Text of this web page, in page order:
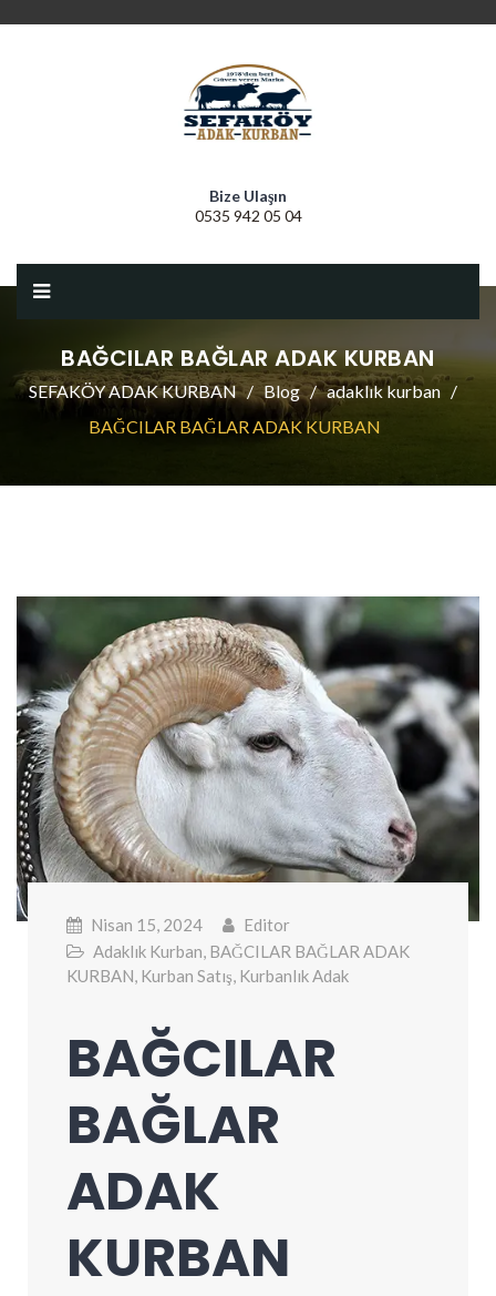
Bize Ulaşın
0535 942 05 04
BAĞCILAR BAĞLAR ADAK KURBAN
SEFAKÖY ADAK KURBAN Blog
adaklık kurban
BAĞCILAR BAĞLAR ADAK KURBAN
Nisan 15, 2024
Editor
Adaklık Kurban BAĞCILAR BAĞLAR ADAK
KURBAN Kurban Satış Kurbanlık Adak
BAĞCILAR
BAĞLAR
ADAK
KURBAN